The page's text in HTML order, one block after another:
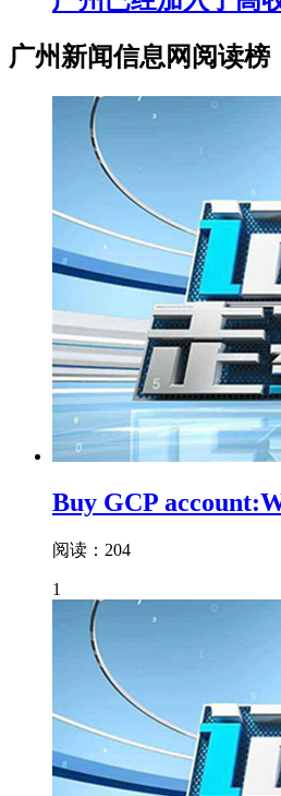
广州新闻信息网阅读榜
Buy GCP
阅读：204
1